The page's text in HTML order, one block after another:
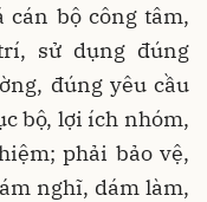
cán bộ công tâm,
sử dụng đúng
đúng yêu cầu
bộ, lợi ích nhóm,
phải bảo vệ,
nghĩ, dám làm,